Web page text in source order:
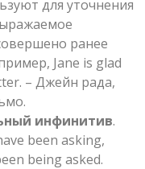
для уточнения
ранее
Jane is glad
– Джейн рада,
инфинитив.
been asking,
being asked.